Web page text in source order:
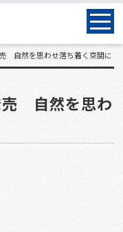
自然を思わせ落ち着く空間に
売 自然を思わ